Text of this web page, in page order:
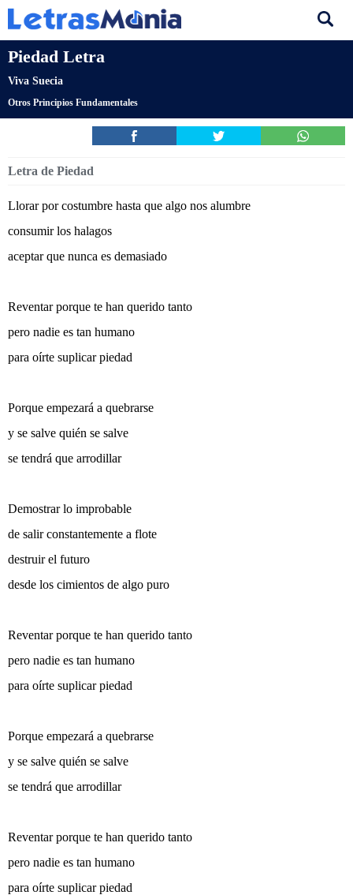
Piedad Letra
Viva Suecia
Otros Principios Fundamentales
Letra de Piedad
Llorar por costumbre hasta que algo nos alumbre
consumir los halagos
aceptar que nunca es demasiado
Reventar porque te han querido tanto
pero nadie es tan humano
para oírte suplicar piedad
Porque empezará a quebrarse
y se salve quién se salve
se tendrá que arrodillar
Demostrar lo improbable
de salir constantemente a flote
destruir el futuro
desde los cimientos de algo puro
Reventar porque te han querido tanto
pero nadie es tan humano
para oírte suplicar piedad
Porque empezará a quebrarse
y se salve quién se salve
se tendrá que arrodillar
Reventar porque te han querido tanto
pero nadie es tan humano
para oírte suplicar piedad